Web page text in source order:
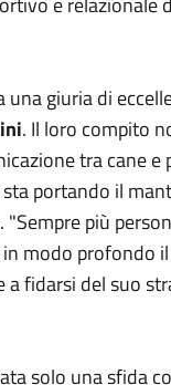
giuria di
. Il loro compito
tra cane
portando il
più
modo profondo
a fidarsi del suo
solo una sfida